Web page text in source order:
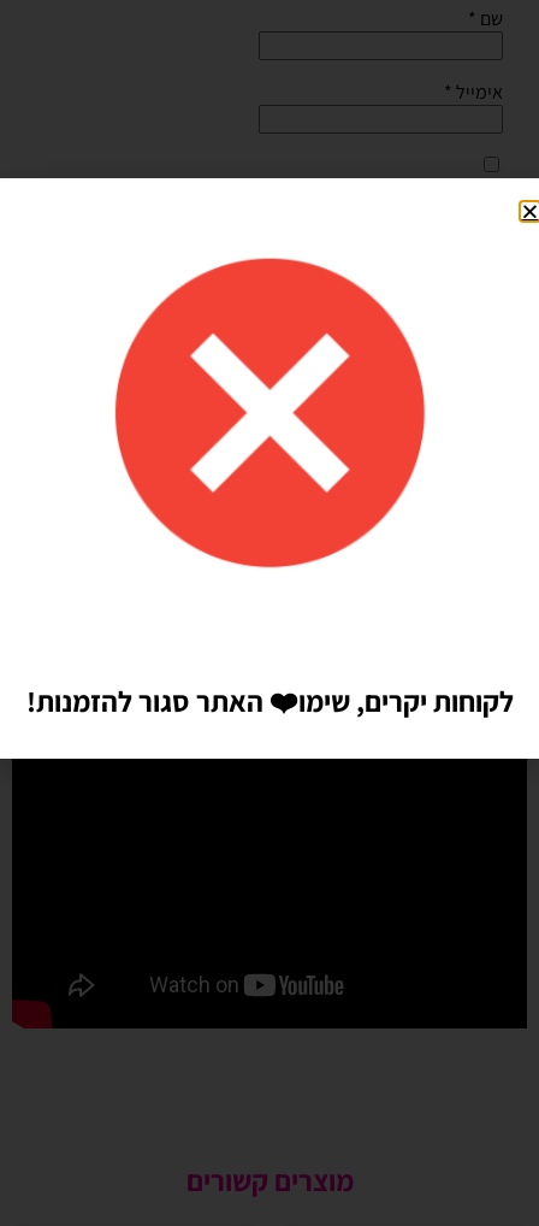
שם *
אימייל *
Shilav Sayag
איכות מדהימה!
הזמנתי בלונים כדי לעצב קשת ליום הולדת של הבן שלי, המשלוח הגיע
מהר מהמצופה!! הכל באיכות מדהימה, בצבעים יפים בדיוק כמו שחשבתי
שיהיו!! התמונות מדברות בעד עצמן!! ממליצה בחום♥️♥️♥️
מוצרים קשורים
לקוחות יקרים, שימו❤️ האתר סגור להזמנות!